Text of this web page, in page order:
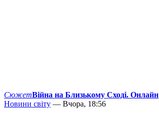
СюжетВійна на Близькому Сході. Онлайн
Новини світу — Вчора, 18:56